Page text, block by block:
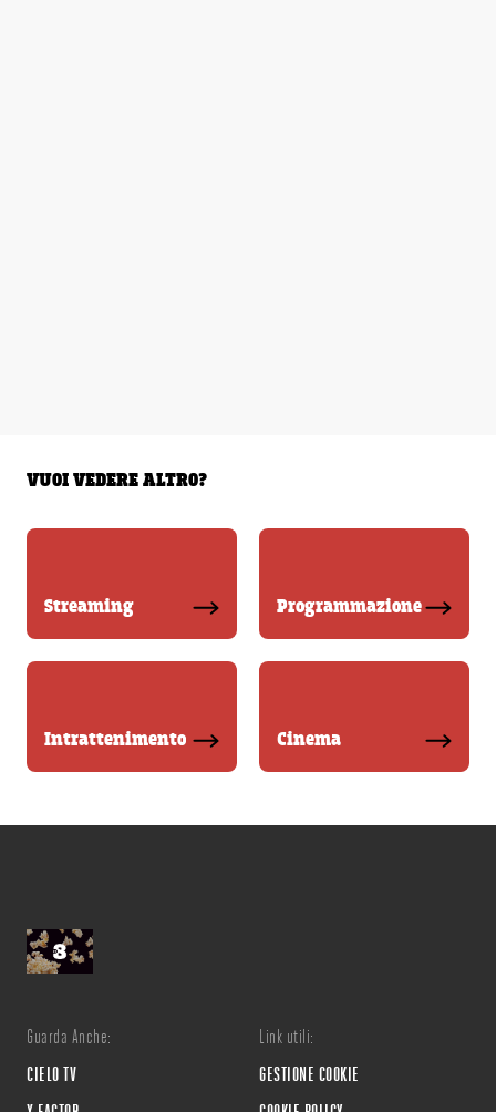
VUOI VEDERE ALTRO?
Streaming Programmazione
Intrattenimento Cinema
Guarda Anche:
CIELO TV
Link utili:
GESTIONE COOKIE